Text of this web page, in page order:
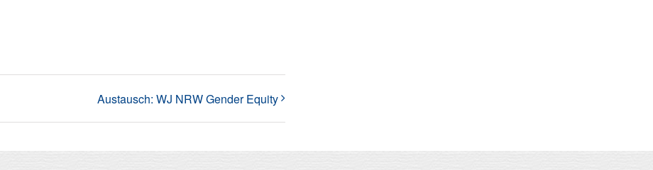
Austausch: WJ NRW Gender Equity